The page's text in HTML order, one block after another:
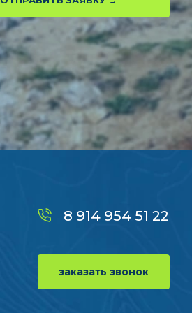
8 914 954 51 22
заказать звонок